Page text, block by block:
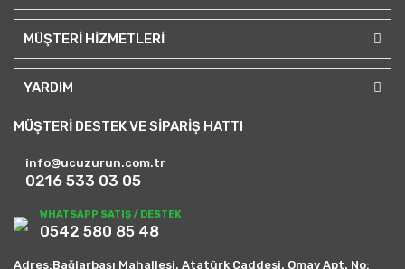
MÜŞTERİ HİZMETLERİ
YARDIM
MÜŞTERİ DESTEK VE SİPARİŞ HATTI
info@ucuzurun.com.tr
0216 533 03 05
WHATSAPP SATIŞ / DESTEK
0542 580 85 48
Adres:Bağlarbaşı Mahallesi. Atatürk Caddesi. Omay Apt. No: